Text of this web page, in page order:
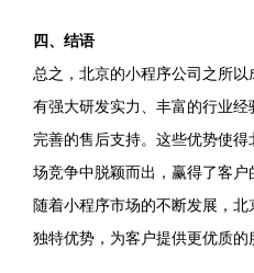
四、结语
总之，北京的小程序公司之所
有强大研发实力、丰富的行业
完善的售后支持。这些优势使
场竞争中脱颖而出，赢得了客户
随着小程序市场的不断发展，
独特优势，为客户提供更优质的